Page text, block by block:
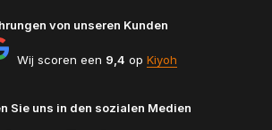
von unseren Kunden
Wij scoren een 9,4 op Kiyoh
Sie uns in den sozialen Medien